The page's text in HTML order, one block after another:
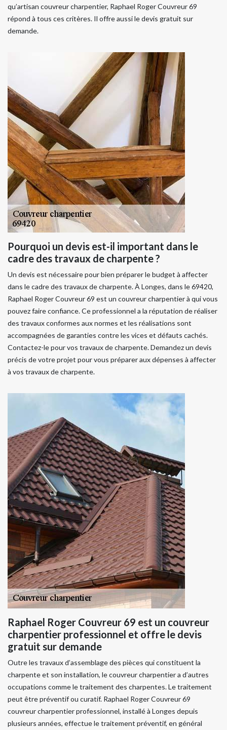
qu’artisan couvreur charpentier, Raphael Roger Couvreur 69
répond à tous ces critères. Il offre aussi le devis gratuit sur
demande.
Pourquoi un devis est-il important dans le
cadre des travaux de charpente ?
Un devis est nécessaire pour bien préparer le budget à affecter
dans le cadre des travaux de charpente. À Longes, dans le 69420,
Raphael Roger Couvreur 69 est un couvreur charpentier à qui vous
pouvez faire confiance. Ce professionnel a la réputation de réaliser
des travaux conformes aux normes et les réalisations sont
accompagnées de garanties contre les vices et défauts cachés.
Contactez-le pour vos travaux de charpente. Demandez un devis
précis de votre projet pour vous préparer aux dépenses à affecter
à vos travaux de charpente.
Raphael Roger Couvreur 69 est un couvreur
charpentier professionnel et offre le devis
gratuit sur demande
Outre les travaux d’assemblage des pièces qui constituent la
charpente et son installation, le couvreur charpentier a d’autres
occupations comme le traitement des charpentes. Le traitement
peut être préventif ou curatif. Raphael Roger Couvreur 69
couvreur charpentier professionnel, installé à Longes depuis
plusieurs années, effectue le traitement préventif, en général